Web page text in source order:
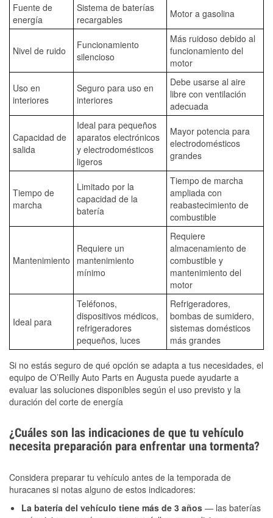
Fuente de
energía
Sistema de baterías
recargables
Motor a gasolina
Nivel de ruido
Funcionamiento
silencioso
Más ruidoso debido al
funcionamiento del
motor
Uso en
interiores
Seguro para uso en
interiores
Debe usarse al aire
libre con ventilación
adecuada
Capacidad de
salida
Ideal para pequeños
aparatos electrónicos
y electrodomésticos
ligeros
Mayor potencia para
electrodomésticos
grandes
Tiempo de
marcha
Limitado por la
capacidad de la
batería
Tiempo de marcha
ampliada con
reabastecimiento de
combustible
Mantenimiento
Requiere un
mantenimiento
mínimo
Requiere
almacenamiento de
combustible y
mantenimiento del
motor
Ideal para
Teléfonos,
dispositivos médicos,
refrigeradores
pequeños, luces
Refrigeradores,
bombas de sumidero,
sistemas domésticos
más grandes
Si no estás seguro de qué opción se adapta a tus necesidades, el
equipo de O’Reilly Auto Parts en Augusta puede ayudarte a
evaluar las soluciones disponibles según el uso previsto y la
duración del corte de energía
¿Cuáles son las indicaciones de que tu vehículo
necesita preparación para enfrentar una tormenta?
Considera preparar tu vehículo antes de la temporada de
huracanes si notas alguno de estos indicadores:
La batería del vehículo tiene más de 3 años — las baterías